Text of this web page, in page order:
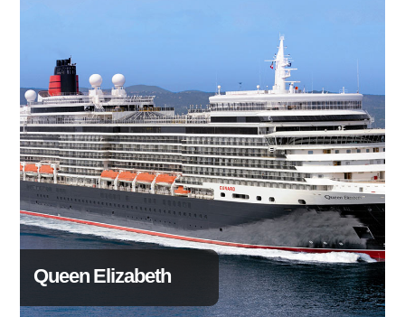
Queen Elizabeth